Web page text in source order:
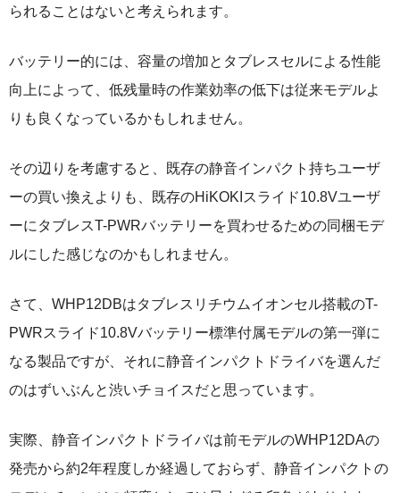
られることはないと考えられます。
バッテリー的には、容量の増加とタブレスセルによる性能
向上によって、低残量時の作業効率の低下は従来モデルよ
りも良くなっているかもしれません。
その辺りを考慮すると、既存の静音インパクト持ちユーザ
ーの買い換えよりも、既存のHiKOKIスライド10.8Vユーザ
ーにタブレスT-PWRバッテリーを買わせるための同梱モデ
ルにした感じなのかもしれません。
さて、WHP12DBはタブレスリチウムイオンセル搭載のT-
PWRスライド10.8Vバッテリー標準付属モデルの第一弾に
なる製品ですが、それに静音インパクトドライバを選んだ
のはずいぶんと渋いチョイスだと思っています。
実際、静音インパクトドライバは前モデルのWHP12DAの
発売から約2年程度しか経過しておらず、静音インパクトの